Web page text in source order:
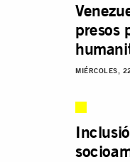
presos
MIÉRCOLES,